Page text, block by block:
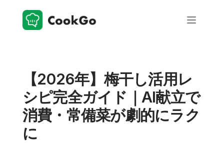
【2026年】梅干し活用レ
シピ完全ガイド｜AI献立で
消費・常備菜が劇的にラク
に